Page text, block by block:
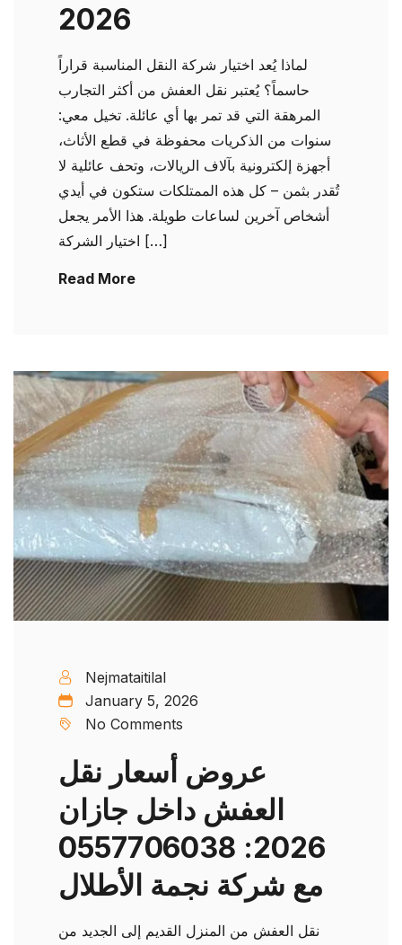
2026
لماذا يُعد اختيار شركة النقل المناسبة قراراً
حاسماً؟ يُعتبر نقل العفش من أكثر التجارب
المرهقة التي قد تمر بها أي عائلة. تخيل معي:
سنوات من الذكريات محفوظة في قطع الأثاث،
أجهزة إلكترونية بآلاف الريالات، وتحف عائلية لا
تُقدر بثمن – كل هذه الممتلكات ستكون في أيدي
أشخاص آخرين لساعات طويلة. هذا الأمر يجعل
اختيار الشركة […]
Read More
Nejmataitilal
January 5, 2026
No Comments
عروض أسعار نقل
العفش داخل جازان
2026: 0557706038
مع شركة نجمة الأطلال
نقل العفش من المنزل القديم إلى الجديد من